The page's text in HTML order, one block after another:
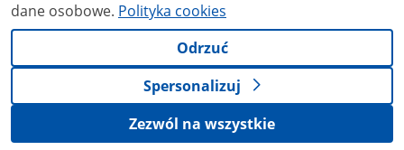
dane osobowe. Polityka cookies
Odrzuć
Spersonalizuj
Zezwól na wszystkie